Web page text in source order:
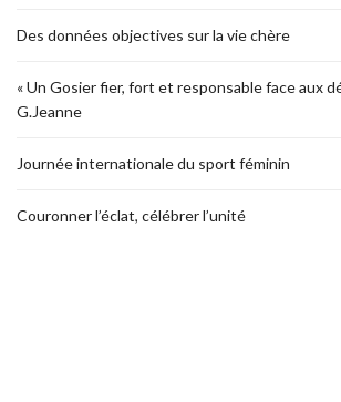
Des données objectives sur la vie chère
« Un Gosier fier, fort et responsable face aux
G.Jeanne
Journée internationale du sport féminin
Couronner l’éclat, célébrer l’unité